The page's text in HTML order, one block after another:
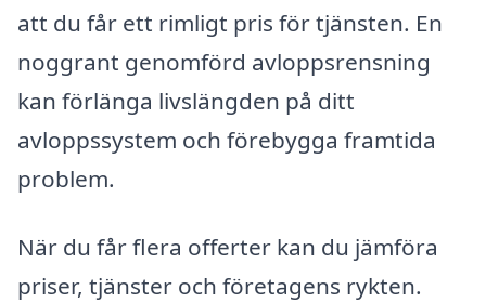
att du får ett rimligt pris för tjänsten. En
noggrant genomförd avloppsrensning
kan förlänga livslängden på ditt
avloppssystem och förebygga framtida
problem.
När du får flera offerter kan du jämföra
priser, tjänster och företagens rykten.